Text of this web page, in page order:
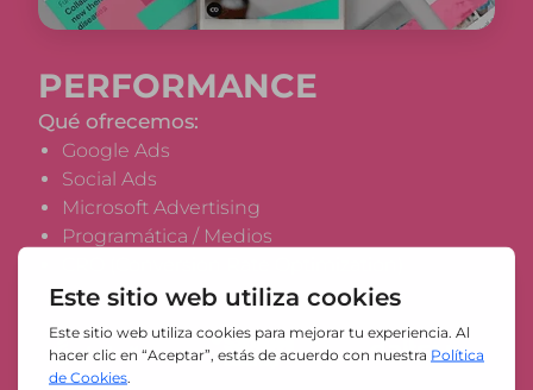
PERFORMANCE
Qué ofrecemos:
Google Ads
Social Ads
Microsoft Advertising
Programática / Medios